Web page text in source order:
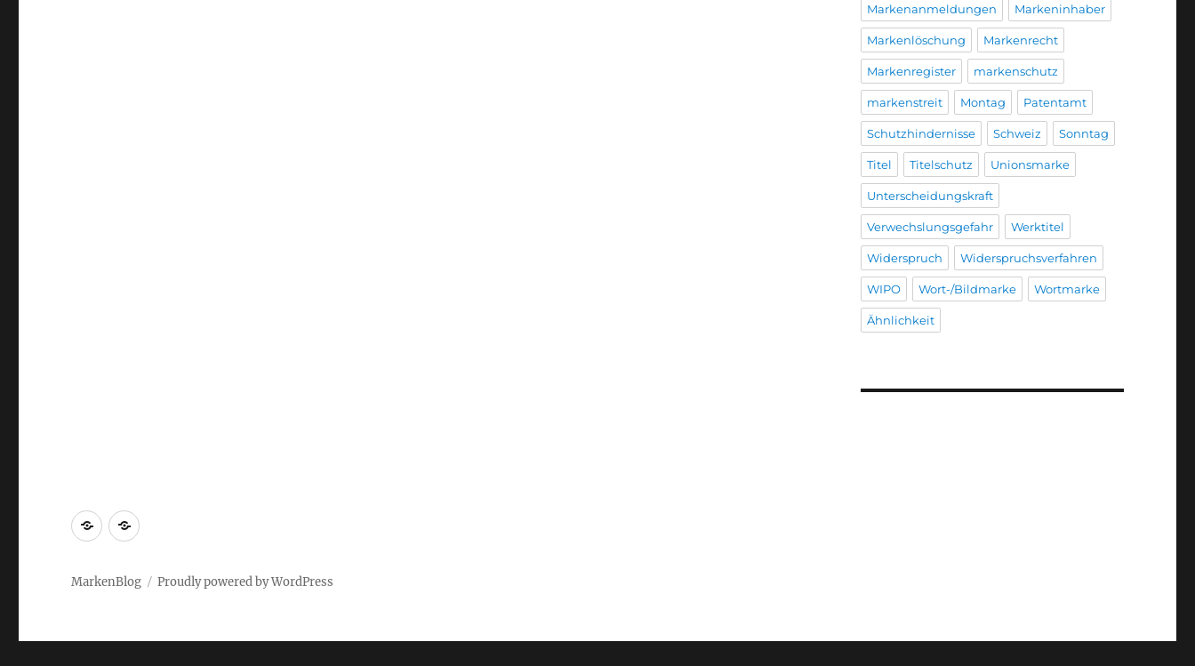
Markenanmeldungen Markeninhaber
Markenlöschung Markenrecht
Markenregister markenschutz
markenstreit Montag Patentamt
Schutzhindernisse Schweiz Sonntag
Titel Titelschutz Unionsmarke
Unterscheidungskraft
Verwechslungsgefahr Werktitel
Widerspruch Widerspruchsverfahren
WIPO Wort-/Bildmarke Wortmarke
Ähnlichkeit
Markenrecherche
Gastbeiträge
MarkenBlog Proudly powered by WordPress